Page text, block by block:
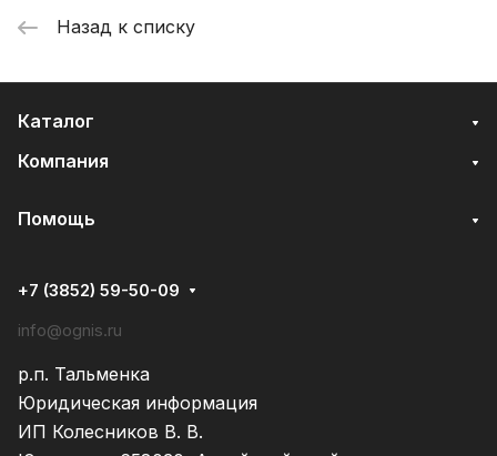
Назад к списку
Каталог
Компания
Помощь
+7 (3852) 59-50-09
info@ognis.ru
р.п. Тальменка
Юридическая информация
ИП Колесников В. В.